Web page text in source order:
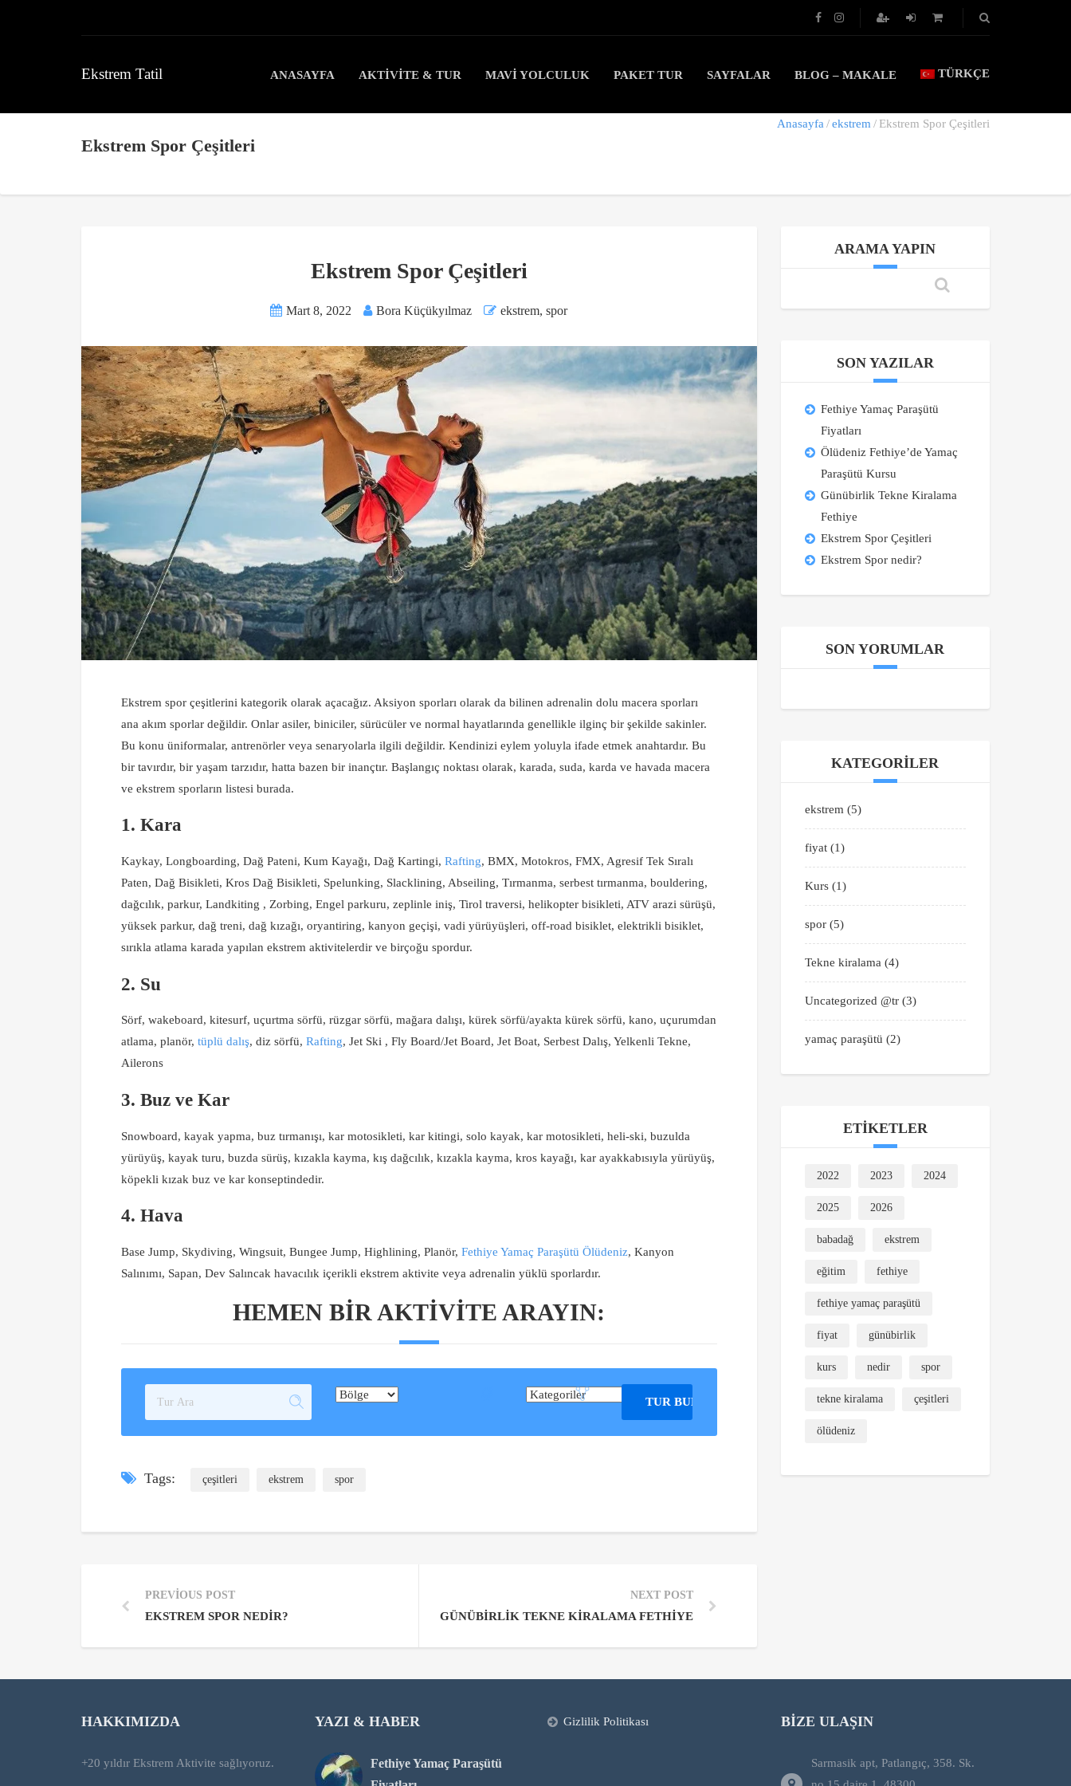
Ekstrem Tatil ANASAYFA AKTIVITE & TUR MAVI YOLCULUK PAKET TUR SAYFALAR BLOG – MAKALE TÜRKÇE
Anasayfa ekstrem Ekstrem Spor Çeşitleri
Ekstrem Spor Çeşitleri
Ekstrem Spor Çeşitleri
Mart 8, 2022 Bora Küçükyılmaz ekstrem,spor
Ekstrem spor çeşitlerini kategorik olarak açacağız. Aksiyon sporları olarak da bilinen adrenalin dolu macera sporları
ana akım sporlar değildir. Onlar asiler, biniciler, sürücüler ve normal hayatlarında genellikle ilginç bir şekilde sakinler.
Bu konu üniformalar, antrenörler veya senaryolarla ilgili değildir. Kendinizi eylem yoluyla ifade etmek anahtardır. Bu
bir tavırdır, bir yaşam tarzıdır, hatta bazen bir inançtır. Başlangıç ​​noktası olarak, karada, suda, karda ve havada macera
ve ekstrem sporların listesi burada.
1. Kara
Kaykay, Longboarding, Dağ Pateni, Kum Kayağı, Dağ Kartingi, Rafting, BMX, Motokros, FMX, Agresif Tek Sıralı
Paten, Dağ Bisikleti, Kros Dağ Bisikleti, Spelunking, Slacklining, Abseiling, Tırmanma, serbest tırmanma, bouldering,
dağcılık, parkur, Landkiting , Zorbing, Engel parkuru, zeplinle iniş, Tirol traversi, helikopter bisikleti, ATV arazi sürüşü,
yüksek parkur, dağ treni, dağ kızağı, oryantiring, kanyon geçişi, vadi yürüyüşleri, off-road bisiklet, elektrikli bisiklet,
sırıkla atlama karada yapılan ekstrem aktivitelerdir ve birçoğu spordur.
2. Su
Sörf, wakeboard, kitesurf, uçurtma sörfü, rüzgar sörfü, mağara dalışı, kürek sörfü/ayakta kürek sörfü, kano, uçurumdan
atlama, planör, tüplü dalış, diz sörfü, Rafting, Jet Ski , Fly Board/Jet Board, Jet Boat, Serbest Dalış, Yelkenli Tekne,
Ailerons
3. Buz ve Kar
Snowboard, kayak yapma, buz tırmanışı, kar motosikleti, kar kitingi, solo kayak, kar motosikleti, heli-ski, buzulda
yürüyüş, kayak turu, buzda sürüş, kızakla kayma, kış dağcılık, kızakla kayma, kros kayağı, kar ayakkabısıyla yürüyüş,
köpekli kızak buz ve kar konseptindedir.
4. Hava
Base Jump, Skydiving, Wingsuit, Bungee Jump, Highlining, Planör, Fethiye Yamaç Paraşütü Ölüdeniz, Kanyon
Salınımı, Sapan, Dev Salıncak havacılık içerikli ekstrem aktivite veya adrenalin yüklü sporlardır.
HEMEN BIR AKTIVITE ARAYIN:
TUR BUL
Tags: çeşitleri ekstrem spor
PREVIOUS POST
EKSTREM SPOR NEDIR?
NEXT POST
GÜNÜBIRLIK TEKNE KIRALAMA FETHIYE
ARAMA YAPIN
SON YAZILAR
Fethiye Yamaç Paraşütü
Fiyatları
Ölüdeniz Fethiye’de Yamaç
Paraşütü Kursu
Günübirlik Tekne Kiralama
Fethiye
Ekstrem Spor Çeşitleri
Ekstrem Spor nedir?
SON YORUMLAR
KATEGORILER
ekstrem (5)
fiyat(1)
Kurs(1)
spor(5)
Tekne kiralama (4)
Uncategorized @tr(3)
yamaç paraşütü (2)
ETIKETLER
2022 2023 2024
2025 2026
babadağ ekstrem
eğitim fethiye
fethiye yamaç paraşütü
fiyat günübirlik
kurs nedir spor
tekne kiralama çeşitleri
ölüdeniz
HAKKIMIZDA
+20 yıldır Ekstrem Aktivite sağlıyoruz.
YAZI & HABER
Fethiye Yamaç Paraşütü
Gizlilik Politikası BIZE ULAŞIN
Sarmasik apt, Patlangıç, 358. Sk.